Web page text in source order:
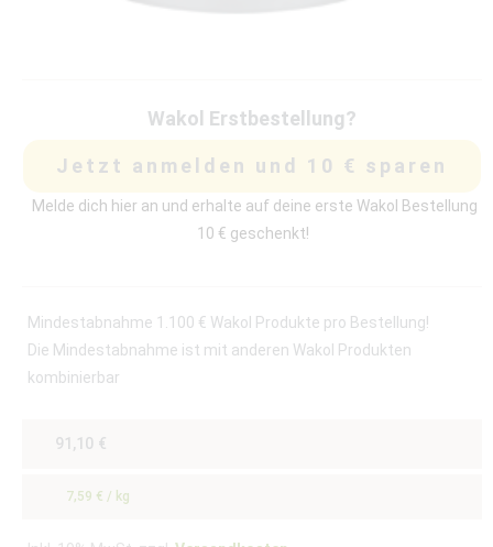
Wakol Erstbestellung?
Jetzt anmelden und 10 € sparen
Melde dich hier an und erhalte auf deine erste Wakol Bestellung
10 € geschenkt!
Mindestabnahme 1.100 € Wakol Produkte pro Bestellung!
Die Mindestabnahme ist mit anderen Wakol Produkten
kombinierbar
91,10 €
7,59 € / kg